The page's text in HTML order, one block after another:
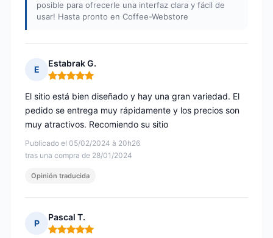
posible para ofrecerle una interfaz clara y fácil de
usar! Hasta pronto en Coffee-Webstore
E
Estabrak G.
Nota: 5 de 5
Publicado el 05/02/2024 à 20h26
tras una compra de 28/01/2024
El sitio está bien diseñado y hay una gran variedad. El
pedido se entrega muy rápidamente y los precios son
muy atractivos. Recomiendo su sitio
Opinión traducida
P
Pascal T.
Nota: 5 de 5